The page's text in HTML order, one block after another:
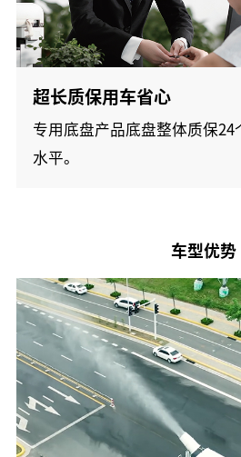
超长质保用车省心
专用底盘产品底盘整体质保24
水平。
车型优势